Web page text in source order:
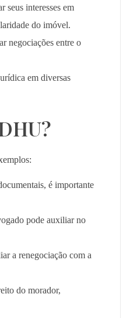
seus interesses em
do imóvel.
negociações entre o
em diversas
é importante
pode auxiliar no
a renegociação com a
do morador,